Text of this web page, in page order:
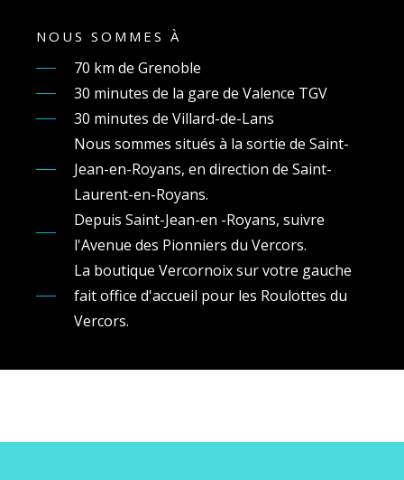
NOUS SOMMES À
70 km de Grenoble
30 minutes de la gare de Valence TGV
30 minutes de Villard-de-Lans
Nous sommes situés à la sortie de Saint-
Jean-en-Royans, en direction de Saint-
Laurent-en-Royans.
Depuis Saint-Jean-en -Royans, suivre
l'Avenue des Pionniers du Vercors.
La boutique Vercornoix sur votre gauche
fait office d'accueil pour les Roulottes du
Vercors.